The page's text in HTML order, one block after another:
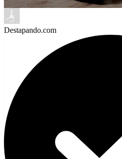
Destapando.com